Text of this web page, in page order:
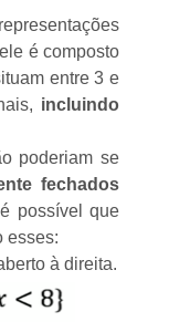
é composto
entre 3 e
, incluindo
poderiam se
fechados
possível que
esses:
à direita.